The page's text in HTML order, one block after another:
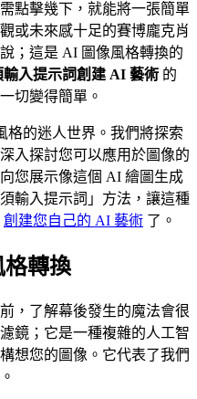
點擊幾下，就能將一張簡單
或未來感十足的賽博龐克肖
；這是 AI 圖像風格轉換的
輸入提示詞創建 AI 藝術 的
切變得簡單。
格的迷人世界。我們將探索
入探討您可以應用於圖像的
您展示像這個 AI 繪圖生成
輸入提示詞」方法，讓這種
創建您自己的 AI 藝術 了。
轉換
，了解幕後發生的魔法會很
鏡；它是一種複雜的人工智
想您的圖像。它代表了我們